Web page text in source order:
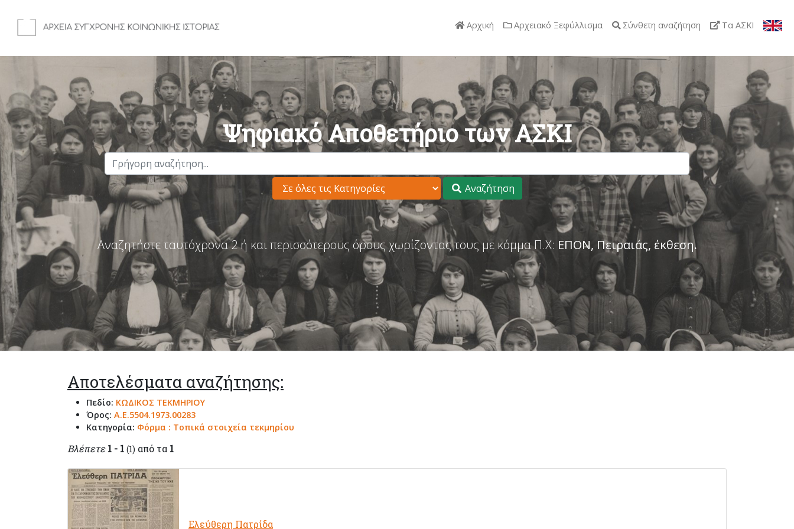
Αρχική Αρχειακό Ξεφύλλισμα Σύνθετη αναζήτηση Τα ΑΣΚΙ
Ψηφιακό Αποθετήριο των ΑΣΚΙ
Αναζήτηση
Αναζητήστε ταυτόχρονα 2 ή και περισσότερους όρους χωρίζοντας τους με κόμμα Π.Χ: ΕΠΟΝ, Πειραιάς, έκθεση.
Αποτελέσματα αναζήτησης:
Πεδίο: ΚΩΔΙΚΟΣ ΤΕΚΜΗΡΙΟΥ
Όρος: Α.Ε.5504.1973.00283
Κατηγορία: Φόρμα : Τοπικά στοιχεία τεκμηρίου
Βλέπετε 1 - 1 (1) από τα 1
Ελεύθερη Πατρίδα